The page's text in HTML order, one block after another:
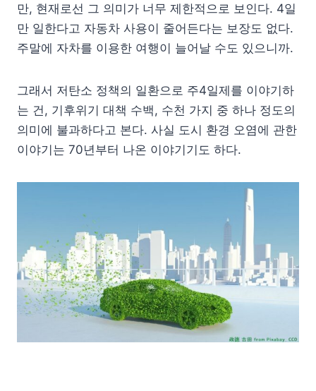
만, 현재로선 그 의미가 너무 제한적으로 보인다. 4일
만 일한다고 자동차 사용이 줄어든다는 보장도 없다.
주말에 자차를 이용한 여행이 늘어날 수도 있으니까.
그래서 저탄소 정책의 일환으로 주4일제를 이야기하
는 건, 기후위기 대책 수백, 수천 가지 중 하나 정도의
의미에 불과하다고 본다. 사실 도시 환경 오염에 관한
이야기는 70년부터 나온 이야기기도 하다.